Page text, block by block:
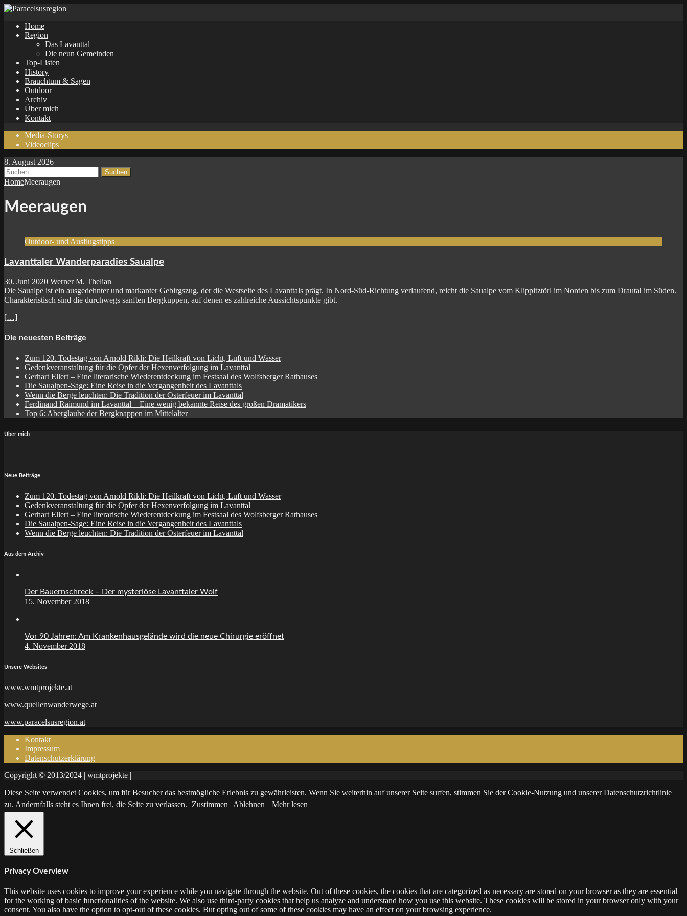
Home
Region
Das Lavanttal
Die neun Gemeinden
Top-Listen
History
Brauchtum & Sagen
Outdoor
Archiv
Über mich
Kontakt
Media-Storys
Videoclips
8. August 2026
Suchen
nach:
HomeMeeraugen
Meeraugen
Outdoor- und Ausflugstipps
Lavanttaler Wanderparadies Saualpe
30. Juni 2020 Werner M. Thelian
Die Saualpe ist ein ausgedehnter und markanter Gebirgszug, der die Westseite des Lavanttals prägt. In Nord-Süd-Richtung verlaufend, reicht die Saualpe vom Klippitztörl im Norden bis zum Drautal im Süden.
Charakteristisch sind die durchwegs sanften Bergkuppen, auf denen es zahlreiche Aussichtspunkte gibt.
[…]
Die neuesten Beiträge
Zum 120. Todestag von Arnold Rikli: Die Heilkraft von Licht, Luft und Wasser
Gedenkveranstaltung für die Opfer der Hexenverfolgung im Lavanttal
Gerhart Ellert – Eine literarische Wiederentdeckung im Festsaal des Wolfsberger Rathauses
Die Saualpen-Sage: Eine Reise in die Vergangenheit des Lavanttals
Wenn die Berge leuchten: Die Tradition der Osterfeuer im Lavanttal
Ferdinand Raimund im Lavanttal – Eine wenig bekannte Reise des großen Dramatikers
Top 6: Aberglaube der Bergknappen im Mittelalter
Über mich
Neue Beiträge
Zum 120. Todestag von Arnold Rikli: Die Heilkraft von Licht, Luft und Wasser
Gedenkveranstaltung für die Opfer der Hexenverfolgung im Lavanttal
Gerhart Ellert – Eine literarische Wiederentdeckung im Festsaal des Wolfsberger Rathauses
Die Saualpen-Sage: Eine Reise in die Vergangenheit des Lavanttals
Wenn die Berge leuchten: Die Tradition der Osterfeuer im Lavanttal
Aus dem Archiv
Der Bauernschreck – Der mysteriöse Lavanttaler Wolf
15. November 2018
Vor 90 Jahren: Am Krankenhausgelände wird die neue Chirurgie eröffnet
4. November 2018
Unsere Websites
www.wmtprojekte.at
www.quellenwanderwege.at
www.paracelsusregion.at
Kontakt
Impressum
Datenschutzerklärung
Copyright © 2013/2024 | wmtprojekte |
Diese Seite verwendet Cookies, um für Besucher das bestmögliche Erlebnis zu gewährleisten. Wenn Sie weiterhin auf unserer Seite surfen, stimmen Sie der Cookie-Nutzung und unserer Datenschutzrichtlinie
zu. Andernfalls steht es Ihnen frei, die Seite zu verlassen.
Zustimmen Ablehnen Mehr lesen
Schließen
Privacy Overview
This website uses cookies to improve your experience while you navigate through the website. Out of these cookies, the cookies that are categorized as necessary are stored on your browser as they are essential
for the working of basic functionalities of the website. We also use third-party cookies that help us analyze and understand how you use this website. These cookies will be stored in your browser only with your
consent. You also have the option to opt-out of these cookies. But opting out of some of these cookies may have an effect on your browsing experience.